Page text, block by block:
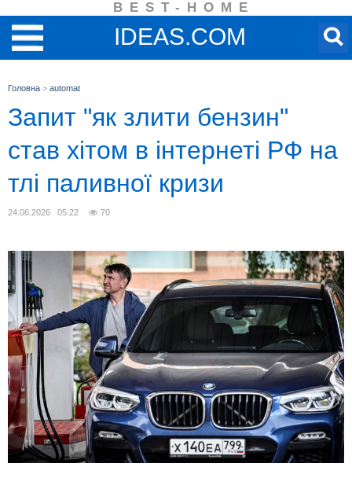
BEST-HOME
IDEAS.COM
Головна > automat
Запит "як злити бензин"
став хітом в інтернеті РФ на
тлі паливної кризи
24.06.2026 05:22 70